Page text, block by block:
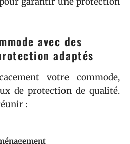
avec des
adaptés
votre commode,
de protection de qualité.
: